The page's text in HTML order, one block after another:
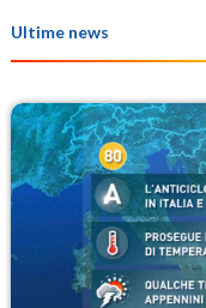
Ultime news